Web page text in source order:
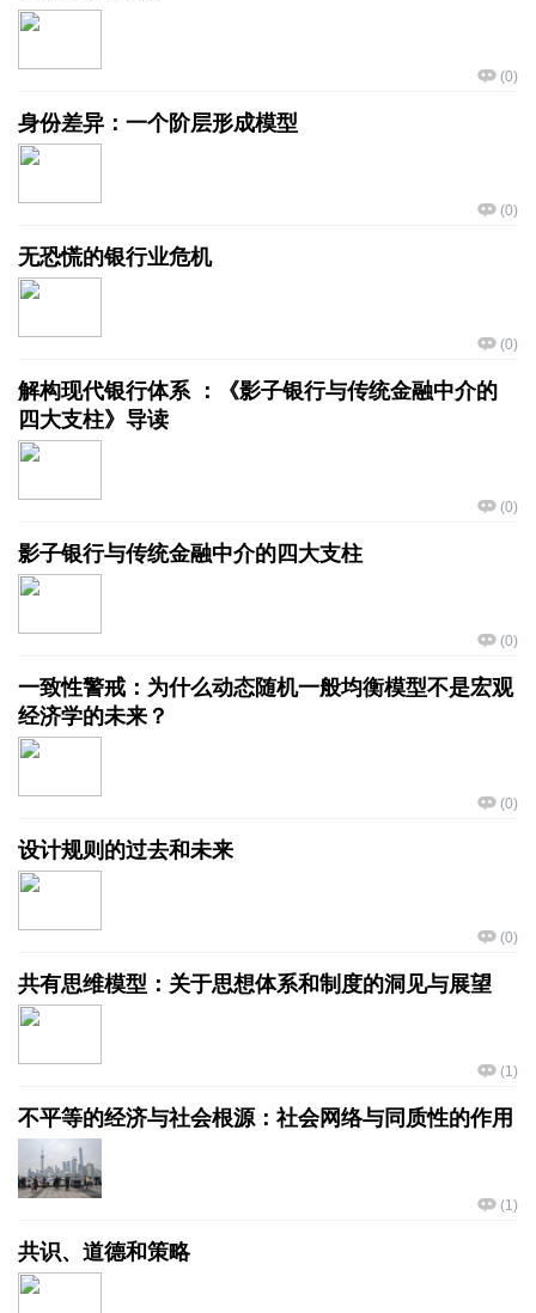
(0)
身份差异：一个阶层形成模型
(0)
无恐慌的银行业危机
(0)
解构现代银行体系 ：《影子银行与传统金融中介的
四大支柱》导读
(0)
影子银行与传统金融中介的四大支柱
(0)
一致性警戒：为什么动态随机一般均衡模型不是宏观
经济学的未来？
(0)
设计规则的过去和未来
(0)
共有思维模型：关于思想体系和制度的洞见与展望
(1)
不平等的经济与社会根源：社会网络与同质性的作用
(1)
共识、道德和策略